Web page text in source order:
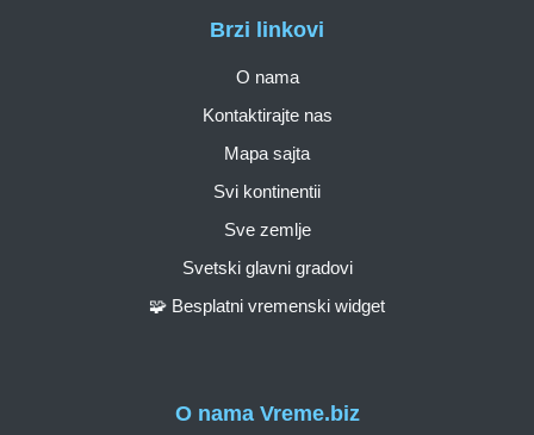
O nama Vreme.biz
Brzi linkovi
O nama
Kontaktirajte nas
Mapa sajta
Svi kontinentii
Sve zemlje
Svetski glavni gradovi
🧩 Besplatni vremenski widget